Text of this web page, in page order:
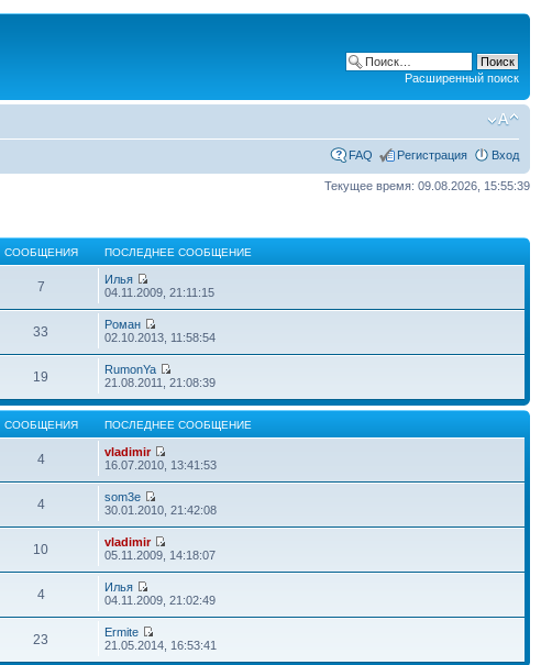
Расширенный поиск
FAQ Регистрация Вход
Текущее время: 09.08.2026, 15:55:39
СООБЩЕНИЯ ПОСЛЕДНЕЕ СООБЩЕНИЕ
7
Илья
04.11.2009, 21:11:15
33
Роман
02.10.2013, 11:58:54
19
RumonYa
21.08.2011, 21:08:39
СООБЩЕНИЯ ПОСЛЕДНЕЕ СООБЩЕНИЕ
4
vladimir
16.07.2010, 13:41:53
4
som3e
30.01.2010, 21:42:08
10
vladimir
05.11.2009, 14:18:07
4
Илья
04.11.2009, 21:02:49
23
Ermite
21.05.2014, 16:53:41